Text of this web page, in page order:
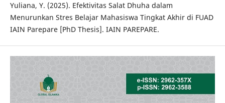
Yuliana, Y. (2025). Efektivitas Salat Dhuha dalam
Menurunkan Stres Belajar Mahasiswa Tingkat Akhir di FUAD
IAIN Parepare [PhD Thesis]. IAIN PAREPARE.